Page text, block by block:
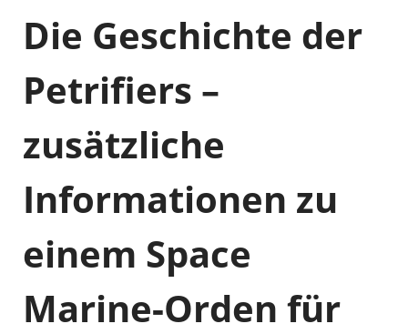
Die Geschichte der
Petrifiers –
zusätzliche
Informationen zu
einem Space
Marine-Orden für